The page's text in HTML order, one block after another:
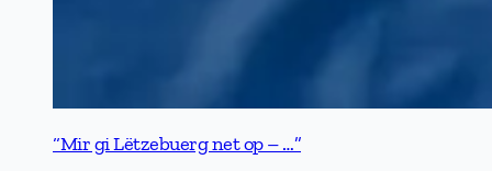
“Mir gi Lëtzebuerg net op – …”